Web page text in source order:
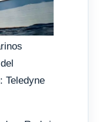
Teledyne